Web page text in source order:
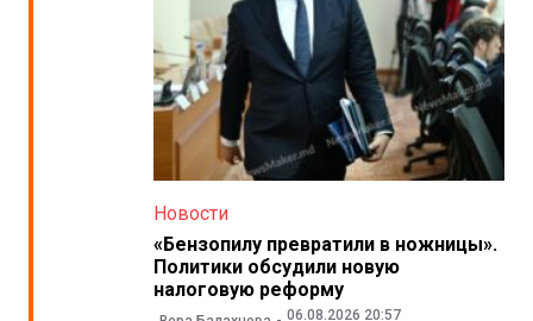
Новости
«Бензопилу превратили в ножницы».
Политики обсудили новую
налоговую реформу
06.08.2026 20:57